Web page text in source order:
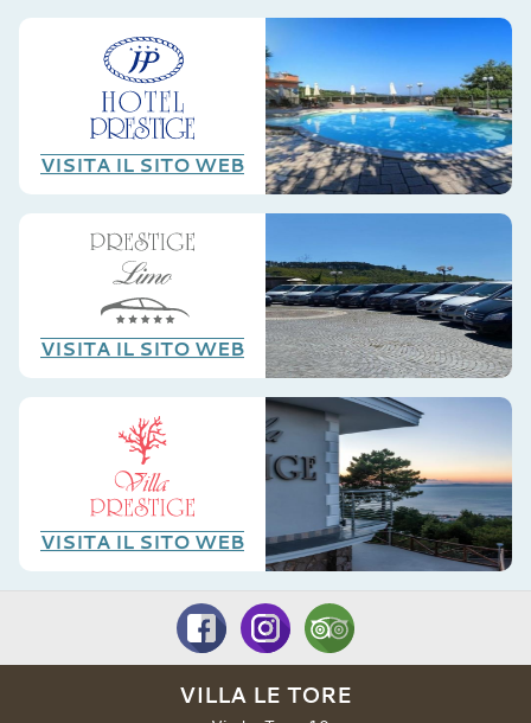
VISITA IL SITO WEB
VISITA IL SITO WEB
VISITA IL SITO WEB
VILLA LE TORE